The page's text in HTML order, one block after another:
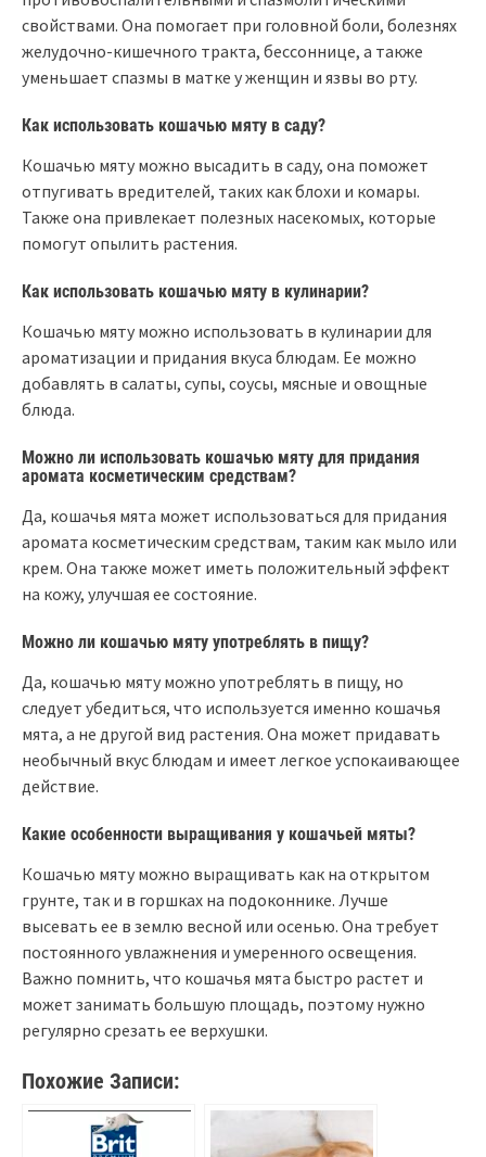
свойствами. Она помогает при головной боли, болезнях
желудочно-кишечного тракта, бессоннице, а также
уменьшает спазмы в матке у женщин и язвы во рту.
Как использовать кошачью мяту в саду?
Кошачью мяту можно высадить в саду, она поможет
отпугивать вредителей, таких как блохи и комары.
Также она привлекает полезных насекомых, которые
помогут опылить растения.
Как использовать кошачью мяту в кулинарии?
Кошачью мяту можно использовать в кулинарии для
ароматизации и придания вкуса блюдам. Ее можно
добавлять в салаты, супы, соусы, мясные и овощные
блюда.
Можно ли использовать кошачью мяту для придания
аромата косметическим средствам?
Да, кошачья мята может использоваться для придания
аромата косметическим средствам, таким как мыло или
крем. Она также может иметь положительный эффект
на кожу, улучшая ее состояние.
Можно ли кошачью мяту употреблять в пищу?
Да, кошачью мяту можно употреблять в пищу, но
следует убедиться, что используется именно кошачья
мята, а не другой вид растения. Она может придавать
необычный вкус блюдам и имеет легкое успокаивающее
действие.
Какие особенности выращивания у кошачьей мяты?
Кошачью мяту можно выращивать как на открытом
грунте, так и в горшках на подоконнике. Лучше
высевать ее в землю весной или осенью. Она требует
постоянного увлажнения и умеренного освещения.
Важно помнить, что кошачья мята быстро растет и
может занимать большую площадь, поэтому нужно
регулярно срезать ее верхушки.
Похожие Записи: